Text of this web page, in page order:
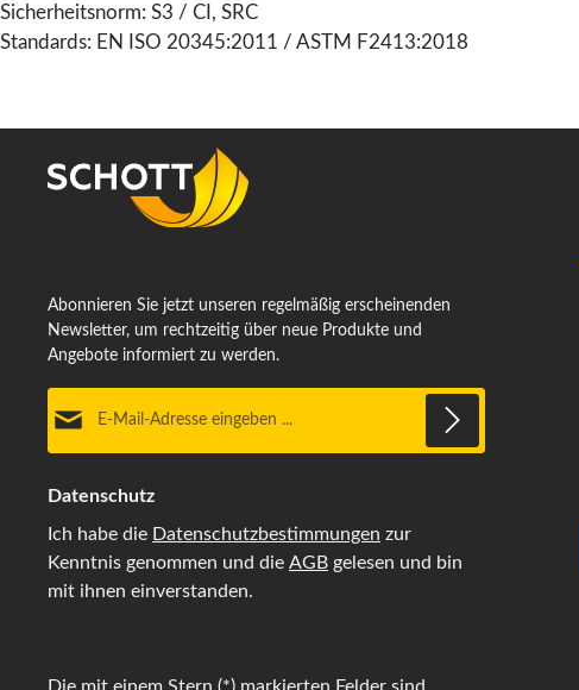
Sicherheitsnorm: S3 / CI, SRC
Standards: EN ISO 20345:2011 / ASTM F2413:2018
Abonnieren Sie jetzt unseren regelmäßig erscheinenden
Newsletter, um rechtzeitig über neue Produkte und
Angebote informiert zu werden.
Datenschutz
Ich habe die Datenschutzbestimmungen zur
Kenntnis genommen und die AGB gelesen und bin
mit ihnen einverstanden.
Die mit einem Stern (*) markierten Felder sind